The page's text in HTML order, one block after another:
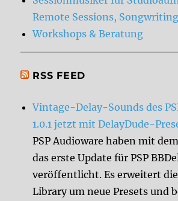
Remote Sessions,
Workshops & Beratung
RSS FEED
Vintage-Delay-Sounds des
1.0.1 jetzt mit DelayDude-
PSP Audioware haben mit
das erste Update für PSP
veröffentlicht. Es erweitert
Library um neue Presets und